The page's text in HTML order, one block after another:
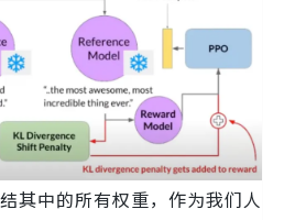
其中的所有权重，作为我们人